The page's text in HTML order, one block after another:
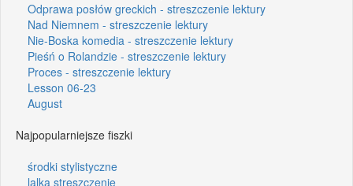
Odprawa posłów greckich - streszczenie lektury
Nad Niemnem - streszczenie lektury
Nie-Boska komedia - streszczenie lektury
Pieśń o Rolandzie - streszczenie lektury
Proces - streszczenie lektury
Lesson 06-23
August
Najpopularniejsze fiszki
środki stylistyczne
lalka streszczenie